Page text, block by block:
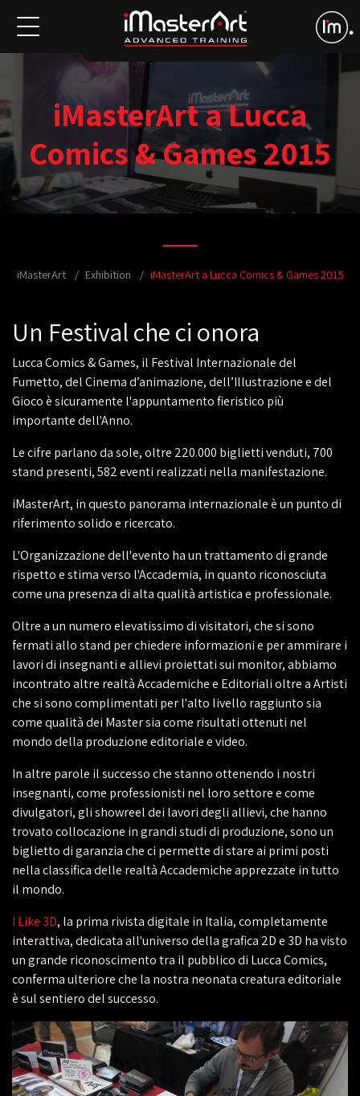
iMasterArt a Lucca
Comics & Games 2015
iMasterArt Exhibition iMasterArt a Lucca Comics & Games 2015
Un Festival che ci onora
Lucca Comics & Games, il Festival Internazionale del
Fumetto, del Cinema d’animazione, dell’Illustrazione e del
Gioco è sicuramente l'appuntamento fieristico più
importante dell'Anno.
Le cifre parlano da sole, oltre 220.000 biglietti venduti, 700
stand presenti, 582 eventi realizzati nella manifestazione.
iMasterArt, in questo panorama internazionale è un punto di
riferimento solido e ricercato.
L'Organizzazione dell'evento ha un trattamento di grande
rispetto e stima verso l'Accademia, in quanto riconosciuta
come una presenza di alta qualità artistica e professionale.
Oltre a un numero elevatissimo di visitatori, che si sono
fermati allo stand per chiedere informazioni e per ammirare i
lavori di insegnanti e allievi proiettati sui monitor, abbiamo
incontrato altre realtà Accademiche e Editoriali oltre a Artisti
che si sono complimentati per l'alto livello raggiunto sia
come qualità dei Master sia come risultati ottenuti nel
mondo della produzione editoriale e video.
In altre parole il successo che stanno ottenendo i nostri
insegnanti, come professionisti nel loro settore e come
divulgatori, gli showreel dei lavori degli allievi, che hanno
trovato collocazione in grandi studi di produzione, sono un
biglietto di garanzia che ci permette di stare ai primi posti
nella classifica delle realtà Accademiche apprezzate in tutto
il mondo.
I Like 3D, la prima rivista digitale in Italia, completamente
interattiva, dedicata all'universo della grafica 2D e 3D ha visto
un grande riconoscimento tra il pubblico di Lucca Comics,
conferma ulteriore che la nostra neonata creatura editoriale
è sul sentiero del successo.